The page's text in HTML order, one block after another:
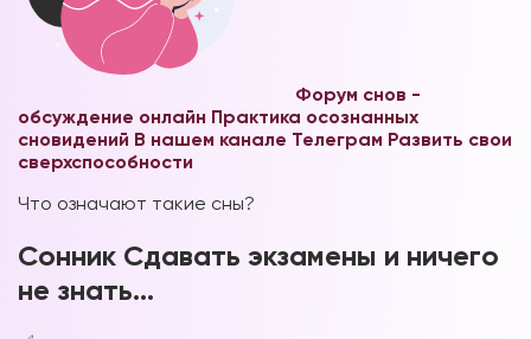
Форум снов -
обсуждение онлайн Практика осознанных
сновидений В нашем канале Телеграм Развить свои
сверхспособности
Что означают такие сны?
Сонник Сдавать экзамены и ничего
не знать…